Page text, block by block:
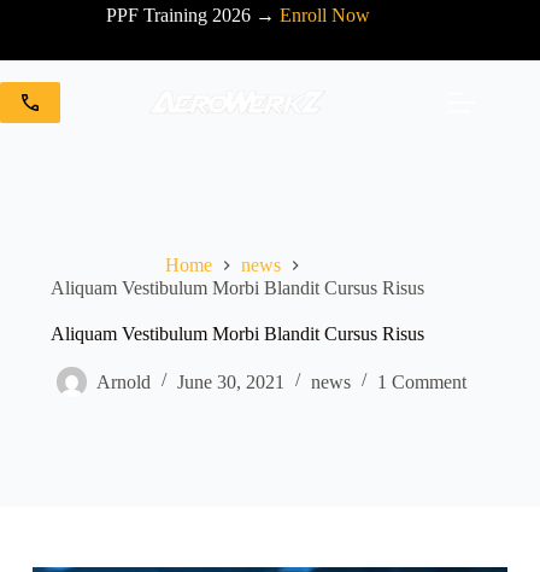
PPF Training 2026 → Enroll Now
Home
news
Aliquam Vestibulum Morbi Blandit Cursus Risus
Aliquam Vestibulum Morbi Blandit Cursus Risus
Arnold June 30, 2021 news 1 Comment